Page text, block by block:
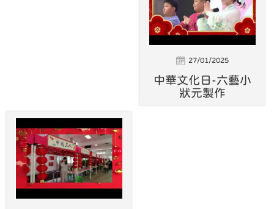
27/01/2025
中華文化日-六藝小
狀元製作